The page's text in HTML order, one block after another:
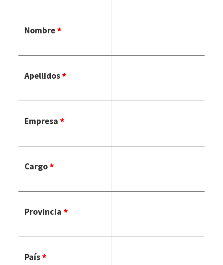
Nombre
Apellidos
Empresa
Cargo
Provincia
País